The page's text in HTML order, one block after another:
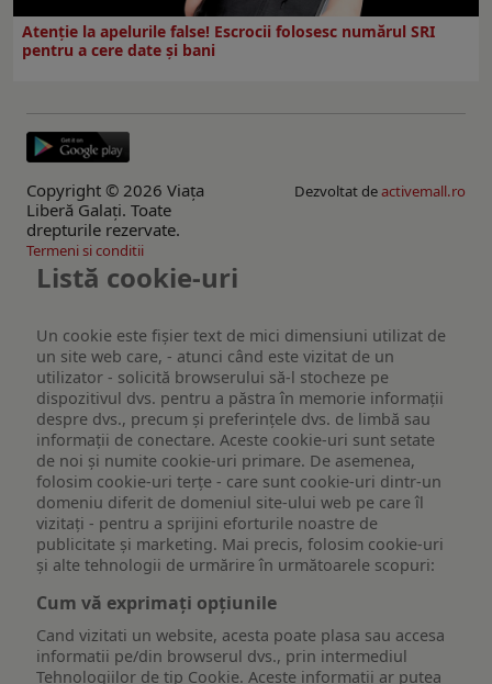
Atenție la apelurile false! Escrocii folosesc numărul SRI
pentru a cere date și bani
Copyright © 2026 Viaţa
Liberă Galaţi. Toate
drepturile rezervate.
Dezvoltat deactivemall.ro
Termeni si conditii
Listă cookie-uri
Un cookie este fişier text de mici dimensiuni utilizat de
un site web care, - atunci când este vizitat de un
utilizator - solicită browserului să-l stocheze pe
dispozitivul dvs. pentru a păstra în memorie informații
despre dvs., precum și preferințele dvs. de limbă sau
informații de conectare. Aceste cookie-uri sunt setate
de noi și numite cookie-uri primare. De asemenea,
folosim cookie-uri terțe - care sunt cookie-uri dintr-un
domeniu diferit de domeniul site-ului web pe care îl
vizitați - pentru a sprijini eforturile noastre de
publicitate și marketing. Mai precis, folosim cookie-uri
și alte tehnologii de urmărire în următoarele scopuri:
Cum vă exprimați opțiunile
Cand vizitati un website, acesta poate plasa sau accesa
informatii pe/din browserul dvs., prin intermediul
Tehnologiilor de tip Cookie. Aceste informatii ar putea